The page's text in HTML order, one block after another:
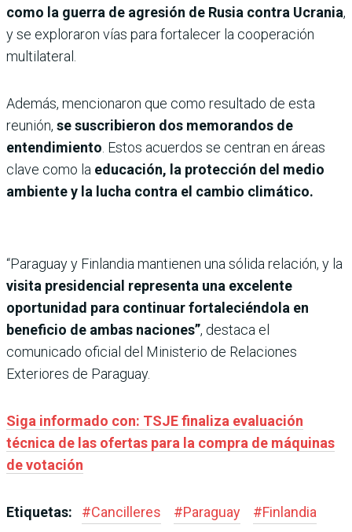
como la guerra de agresión de Rusia contra Ucrania,
y se exploraron vías para fortalecer la cooperación
multilateral.
Además, mencionaron que como resultado de esta
reunión, se suscribieron dos memorandos de
entendimiento. Estos acuerdos se centran en áreas
clave como la educación, la protección del medio
ambiente y la lucha contra el cambio climático.
“Paraguay y Finlandia mantienen una sólida relación, y la
visita presidencial representa una excelente
oportunidad para continuar fortaleciéndola en
beneficio de ambas naciones”, destaca el
comunicado oficial del Ministerio de Relaciones
Exteriores de Paraguay.
Siga informado con: TSJE finaliza evaluación
técnica de las ofertas para la compra de máquinas
de votación
Etiquetas: #Cancilleres #Paraguay #Finlandia